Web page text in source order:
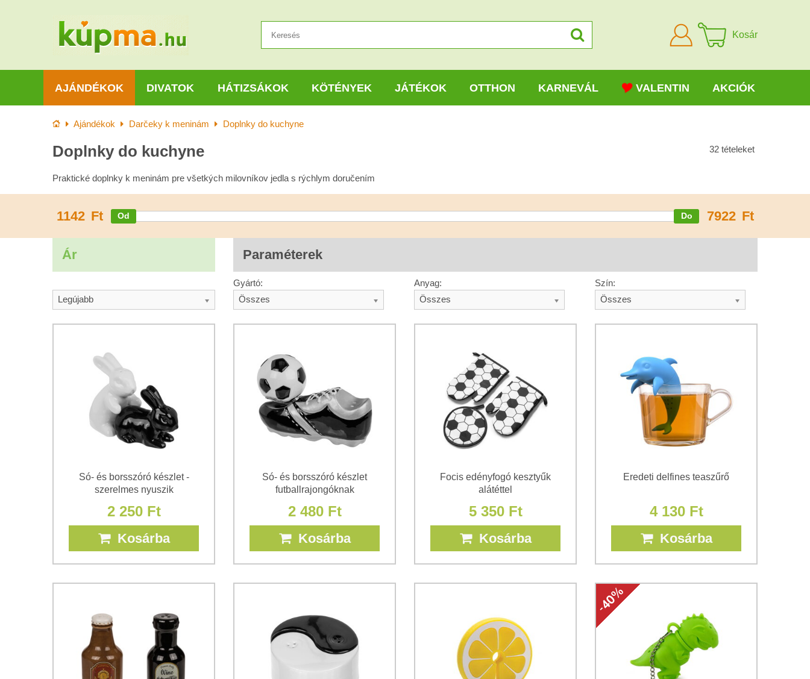
Bejelentkezni
Kosár
AJÁNDÉKOK DIVATOK HÁTIZSÁKOK KÖTÉNYEK JÁTÉKOK OTTHON KARNEVÁL VALENTIN AKCIÓK
KezdőlapAjándékok Darčeky k meninám Doplnky do kuchyne
Doplnky do kuchyne 32 tételeket
Praktické doplnky k meninám pre všetkých milovníkov jedla s rýchlym doručením
1142 Ft 7922 Ft
Ár Paraméterek
Legújabb
Gyártó:
Összes
Anyag:
Összes
Szín:
Összes
Só- és borsszóró készlet -
szerelmes nyuszik
2 250 Ft
Kosárba
Só- és borsszóró készlet
futballrajongóknak
2 480 Ft
Kosárba
Focis edényfogó kesztyűk
alátéttel
5 350 Ft
Kosárba
Eredeti delfines teaszűrő
4 130 Ft
Kosárba